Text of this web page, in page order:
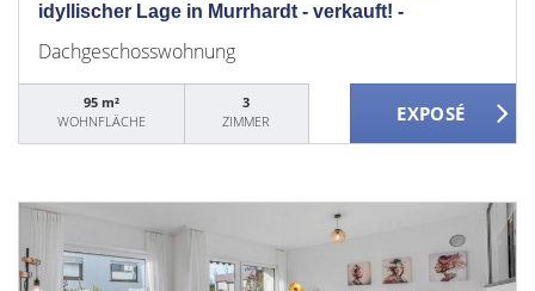
idyllischer Lage in Murrhardt - verkauft! -
Dachgeschosswohnung
95 m²
WOHNFLÄCHE
3
ZIMMER